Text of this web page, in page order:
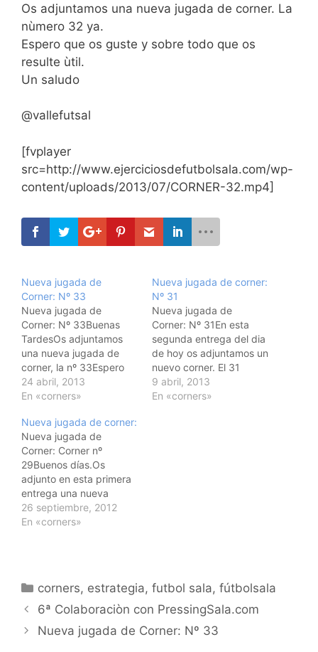
Os adjuntamos una nueva jugada de corner. La
nùmero 32 ya.
Espero que os guste y sobre todo que os
resulte ùtil.
Un saludo
@vallefutsal
[fvplayer
src=http://www.ejerciciosdefutbolsala.com/wp-
content/uploads/2013/07/CORNER-32.mp4]
Nueva jugada de
Corner: Nº 33
Nueva jugada de
Corner: Nº 33Buenas
TardesOs adjuntamos
una nueva jugada de
corner, la nº 33Espero
que os guste y sobre
todo que os resulte
parece. Un
saludo@vallefutsal
[fvplayer
src=http://www.ejercicio
sdefutbolsala.com/wp-
content/uploads/2013/0
7/CORNER-33.mp4]
24 abril, 2013
En «corners»
Nueva jugada de corner:
Nº 31
Nueva jugada de
Corner: Nº 31En esta
segunda entrega del dia
de hoy os adjuntamos un
nuevo corner. El 31
ya.Espero que os sea
ùtil.Un
9 abril, 2013
En «corners»
Nueva jugada de corner:
Nueva jugada de
Corner: Corner nº
29Buenos días.Os
adjunto en esta primera
entrega una nueva
jugada de corner
también asimilable a
src=http://www.ejercicio
sdefutbolsala.com/wp-
7/CORNER-29.mp4]
26 septiembre, 2012
En «corners»
Categorías
corners, estrategia,futbol sala,fútbolsala
Navegación
de
6ª Colaboraciòn con PressingSala.com
Nueva jugada de Corner: Nº 33